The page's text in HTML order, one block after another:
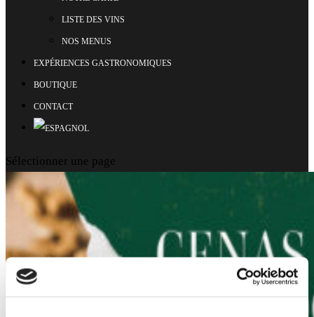
LISTE DES VINS
NOS MENUS
EXPÉRIENCES GASTRONOMIQUES
BOUTIQUE
CONTACT
Sélectionner une page